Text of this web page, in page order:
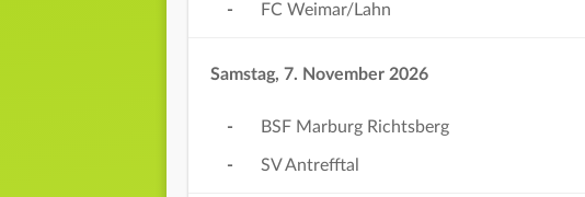
- FC Weimar/Lahn
Samstag, 7. November 2026
-
-
BSF Marburg Richtsberg
SV Antrefftal